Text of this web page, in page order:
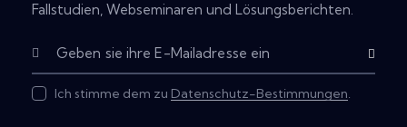
Fallstudien, Webseminaren und Lösungsberichten.
Subscribe
Ich stimme dem zu Datenschutz-Bestimmungen.